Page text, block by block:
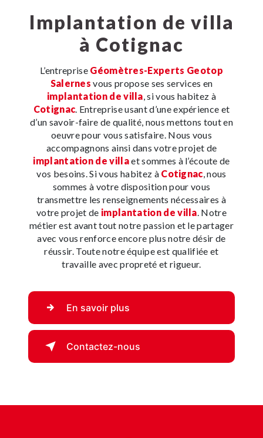
implantation de villa
à Cotignac
L’entreprise Géomètres-Experts Geotop
Salernes vous propose ses services en
implantation de villa , si vous habitez à
Cotignac . Entreprise usant d’une expérience et
d’un savoir-faire de qualité, nous mettons tout en
oeuvre pour vous satisfaire. Nous vous
accompagnons ainsi dans votre projet de
implantation de villaet sommes à l’écoute de
vos besoins. Si vous habitez à Cotignac , nous
sommes à votre disposition pour vous
transmettre les renseignements nécessaires à
votre projet de implantation de villa . Notre
métier est avant tout notre passion et le partager
avec vous renforce encore plus notre désir de
réussir. Toute notre équipe est qualifiée et
travaille avec propreté et rigueur.
En savoir plus
Contactez-nous